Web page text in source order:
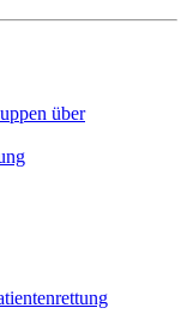
über